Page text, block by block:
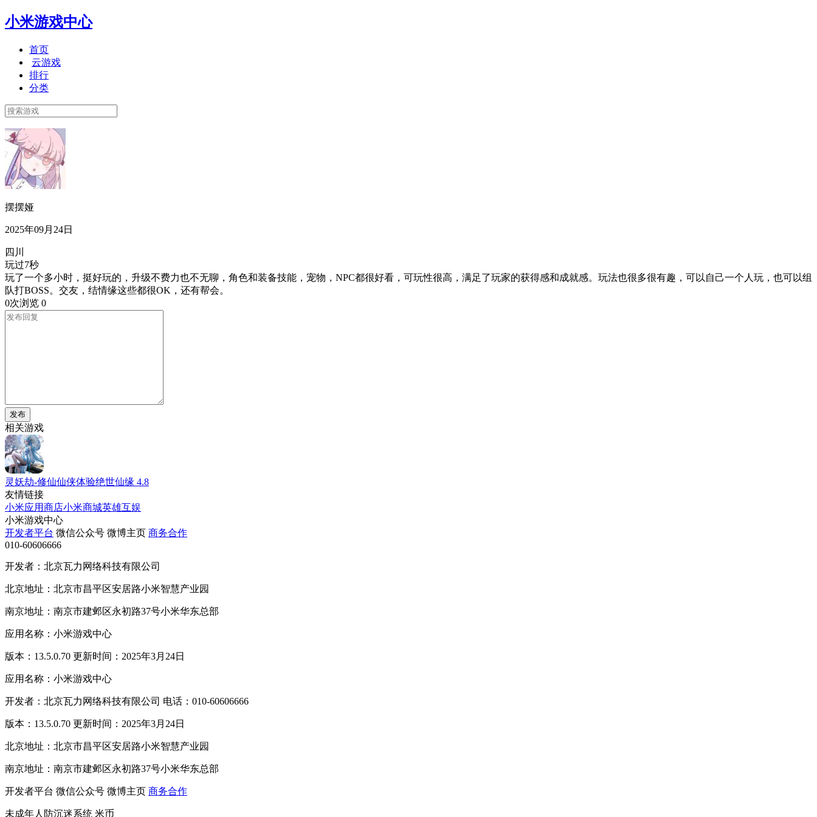
小米游戏中心
首页
云游戏
排行
分类
摆摆娅
2025年09月24日
四川
玩过7秒
玩了一个多小时，挺好玩的，升级不费力也不无聊，角色和装备技能，宠物，NPC都很好看，可玩性很高，满足了玩家的获得感和成就感。玩法也很多很有趣，可以自己一个人玩，也可以组
队打BOSS。交友，结情缘这些都很OK，还有帮会。
0次浏览 0
发布
相关游戏
灵妖劫-修仙仙侠体验绝世仙缘 4.8
友情链接
小米应用商店小米商城英雄互娱
小米游戏中心
开发者平台 微信公众号 微博主页 商务合作
010-60606666
开发者：北京瓦力网络科技有限公司
北京地址：北京市昌平区安居路小米智慧产业园
南京地址：南京市建邺区永初路37号小米华东总部
应用名称：小米游戏中心
版本：13.5.0.70 更新时间：2025年3月24日
应用名称：小米游戏中心
开发者：北京瓦力网络科技有限公司 电话：010-60606666
版本：13.5.0.70 更新时间：2025年3月24日
北京地址：北京市昌平区安居路小米智慧产业园
南京地址：南京市建邺区永初路37号小米华东总部
开发者平台 微信公众号 微博主页 商务合作
未成年人防沉迷系统 米币